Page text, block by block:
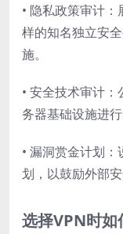
• 隐私政策审计
样的知名独立安
施。
• 安全技术审计
务器基础设施进
• 漏洞赏金计划
划，以鼓励外部
选择VPN时如